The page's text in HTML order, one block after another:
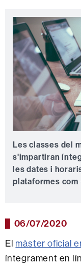
Les classes del
s'impartiran
les dates i
plataformes com
06/07/2020
El màster oficial
íntegrament en